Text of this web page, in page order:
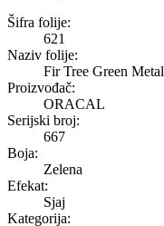
Fir Tree
Šifra folije:
621
Naziv folije:
Fir Tree Green
Proizvođač:
ORACAL
Serijski broj:
667
Boja:
Zelena
Efekat:
Sjaj
Kategorija: